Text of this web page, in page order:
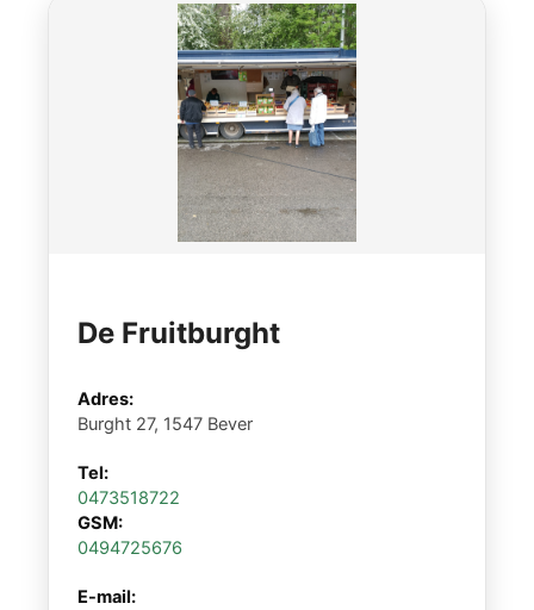
De Fruitburght
Adres:
Burght 27, 1547 Bever
Tel:
0473518722
GSM:
0494725676
E-mail: